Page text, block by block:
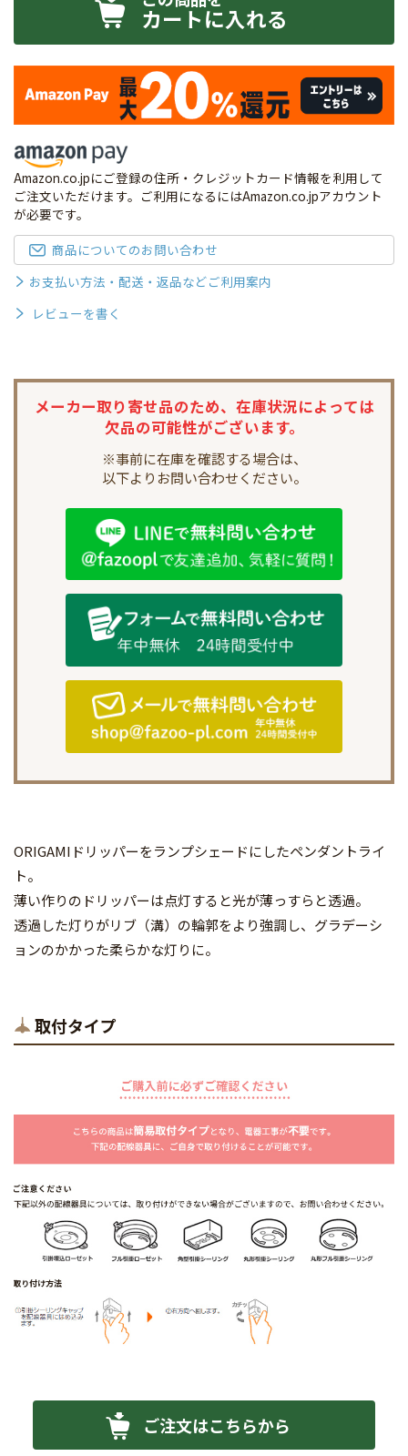
カートに入れる
Amazon.co.jpにご登録の住所・クレジットカード情報を利用して
ご注文いただけます。ご利用になるにはAmazon.co.jpアカウント
が必要です。
商品についてのお問い合わせ
お支払い方法・配送・返品などご利用案内
レビューを書く
メーカー取り寄せ品のため、 在庫状況によっては
欠品の可能性がございます。
※事前に在庫を確認する場合は、
以下よりお問い合わせください。
ORIGAMIドリッパーをランプシェードにしたペンダントライ
ト。
薄い作りのドリッパーは点灯すると光が薄っすらと透過。
透過した灯りがリブ（溝）の輪郭をより強調し、グラデーシ
ョンのかかった柔らかな灯りに。
取付タイプ
ご注文はこちらから